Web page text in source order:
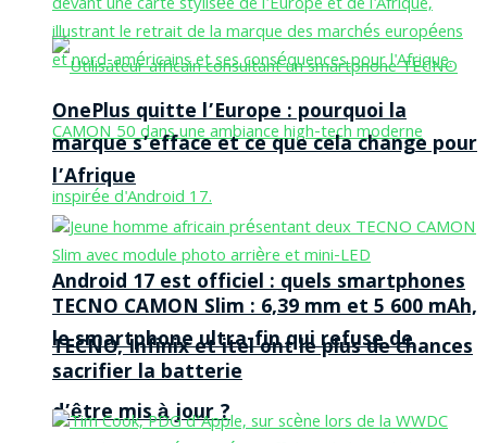
Android 17 est officiel : quels smartphones
TECNO, Infinix et itel ont le plus de chances
d’être mis à jour ?
OnePlus quitte l’Europe : pourquoi la
marque s’efface et ce que cela change pour
l’Afrique
TECNO CAMON Slim : 6,39 mm et 5 600 mAh,
le smartphone ultra-fin qui refuse de
sacrifier la batterie